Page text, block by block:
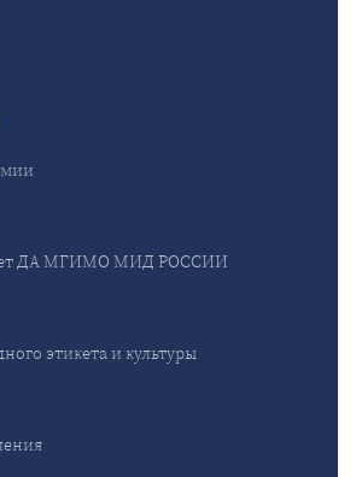
ДА МГИМО МИД РОССИИ
этикета и культуры